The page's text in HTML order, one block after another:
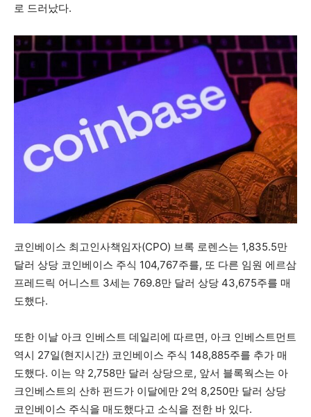
로 드러났다.
코인베이스 최고인사책임자(CPO) 브록 로렌스는 1,835.5만
달러 상당 코인베이스 주식 104,767주를, 또 다른 임원 에르삼
프레드릭 어니스트 3세는 769.8만 달러 상당 43,675주를 매
도했다.
또한 이날 아크 인베스트 데일리에 따르면, 아크 인베스트먼트
역시 27일(현지시간) 코인베이스 주식 148,885주를 추가 매
도했다. 이는 약 2,758만 달러 상당으로, 앞서 블록웍스는 아
크인베스트의 산하 펀드가 이달에만 2억 8,250만 달러 상당
코인베이스 주식을 매도했다고 소식을 전한 바 있다.